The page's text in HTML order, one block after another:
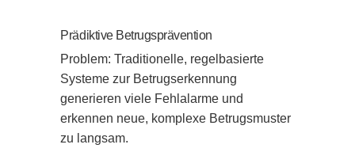
Prädiktive Betrugsprävention
Problem: Traditionelle, regelbasierte
Systeme zur Betrugserkennung
generieren viele Fehlalarme und
erkennen neue, komplexe Betrugsmuster
zu langsam.